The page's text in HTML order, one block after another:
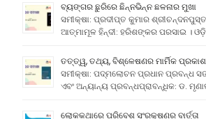
ବ୍ୟଙ୍ଗର ଛୁରିରେ ଛିନ୍ନଭିନ୍ନ ଛଳନାର ମୁଖା
ସମୀକ୍ଷା: ପ୍ରଦୀପ୍ତ କୁମାର
ଆତ୍ମାମୂଳ ହିନ୍ଦୀ: ହରିଶଙ୍କର ପରସାଇ ।
ତତ୍ତ୍ୱ, ତଥ୍ୟ, ବିଶ୍ଳେଷଣର ମାର୍ମିକ ପ୍ରକାଶ
ସମୀକ୍ଷା: ପଦ୍ମଲୋଚନ ପ୍ରଧାନ ପ୍ରବନ୍ଧ
ଏବଂ ଅନ୍ୟାନ୍ୟ ପ୍ରବନ୍ଧପ୍ରାବନ୍ଧିକ: ଡ.
ଲୋକକଥାରେ ପରିବେଶ ସଂରକ୍ଷଣର ବାର୍ତ୍ତା